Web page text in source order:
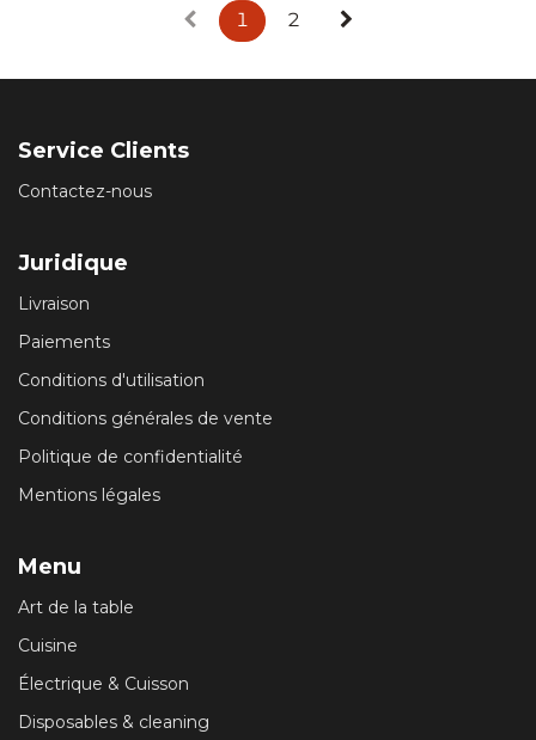
1 2
Service Clients
Contactez-nous
Juridique
Livraison
Paiements
Conditions d'utilisation
Conditions générales de vente
Politique de confidentialité
Mentions légales
Menu
Art de la table
Cuisine
Électrique & Cuisson
Disposables & cleaning